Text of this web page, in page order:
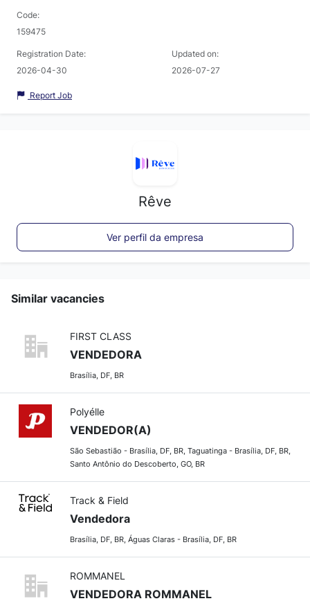
Code:
159475
Registration Date:
2026-04-30
Updated on:
2026-07-27
Report Job
Rêve
Ver perfil da empresa
Similar vacancies
FIRST CLASS
VENDEDORA
Brasília, DF, BR
Polyélle
VENDEDOR(A)
São Sebastião - Brasília, DF, BR, Taguatinga - Brasília, DF, BR,
Santo Antônio do Descoberto, GO, BR
Track & Field
Vendedora
Brasília, DF, BR, Águas Claras - Brasília, DF, BR
ROMMANEL
VENDEDORA ROMMANEL